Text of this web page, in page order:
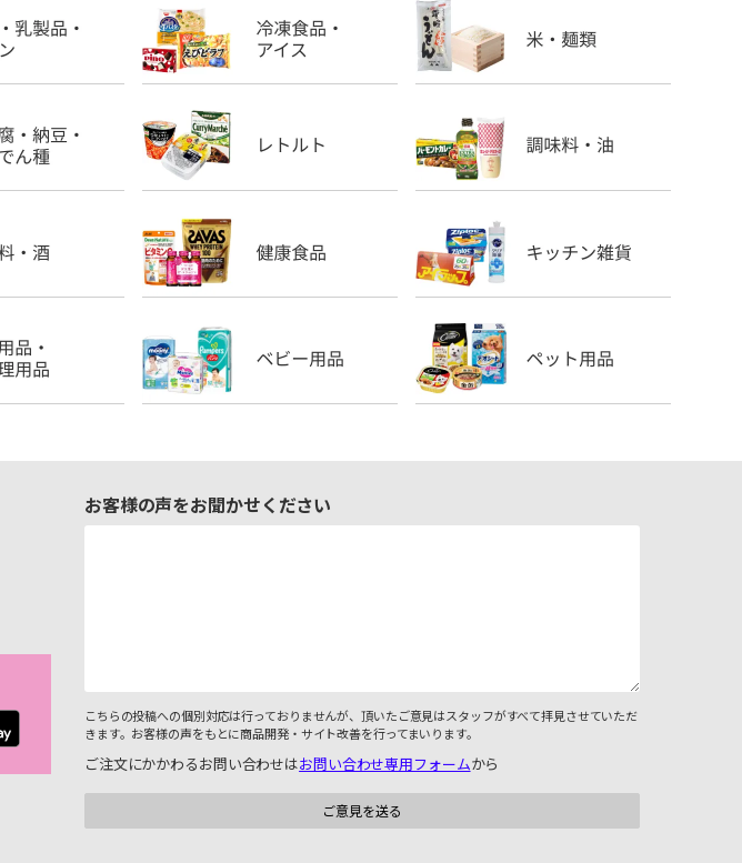
お客様の声をお聞かせください
こちらの投稿への個別対応は行っておりませんが、頂いたご意見はスタッフがすべて拝見させていただ
きます。お客様の声をもとに商品開発・サイト改善を行ってまいります。
ご注文にかかわるお問い合わせはお問い合わせ専用フォームから